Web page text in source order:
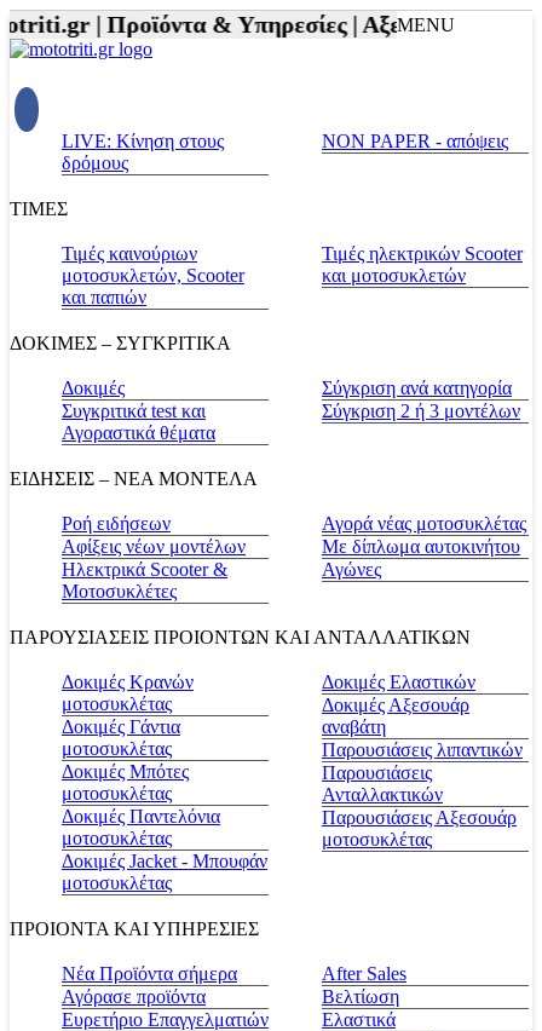
|Προϊόντα & Υπηρεσίες |Αξεσουάρ
MENU
LIVE: Κίνηση στους
δρόμους
NON PAPER - απόψεις
ΤΙΜΕΣ
Τιμές καινούριων
μοτοσυκλετών, Scooter
και παπιών
Τιμές ηλεκτρικών Scooter
και μοτοσυκλετών
ΔΟΚΙΜΕΣ – ΣΥΓΚΡΙΤΙΚΑ
Δοκιμές
Συγκριτικά test και
Αγοραστικά θέματα
Σύγκριση ανά κατηγορία
Σύγκριση 2 ή 3 μοντέλων
ΕΙΔΗΣΕΙΣ – ΝΕΑ ΜΟΝΤΕΛΑ
Ροή ειδήσεων
Αφίξεις νέων μοντέλων
Ηλεκτρικά Scooter &
Μοτοσυκλέτες
Αγορά νέας μοτοσυκλέτας
Με δίπλωμα αυτοκινήτου
Αγώνες
ΠΑΡΟΥΣΙΑΣΕΙΣ ΠΡΟΙΟΝΤΩΝ ΚΑΙ ΑΝΤΑΛΛΑΤΙΚΩΝ
Δοκιμές Κρανών
μοτοσυκλέτας
Δοκιμές Γάντια
μοτοσυκλέτας
Δοκιμές Μπότες
μοτοσυκλέτας
Δοκιμές Παντελόνια
μοτοσυκλέτας
Δοκιμές Jacket - Μπουφάν
μοτοσυκλέτας
Δοκιμές Ελαστικών
Δοκιμές Αξεσουάρ
αναβάτη
Παρουσιάσεις λιπαντικών
Παρουσιάσεις
Ανταλλακτικών
Παρουσιάσεις Αξεσουάρ
μοτοσυκλέτας
ΠΡΟΙΟΝΤΑ ΚΑΙ ΥΠΗΡΕΣΙΕΣ
Νέα Προϊόντα σήμερα
Αγόρασε προϊόντα
Ευρετήριο Επαγγελματιών
Αfter Sales
Βελτίωση
Ελαστικά